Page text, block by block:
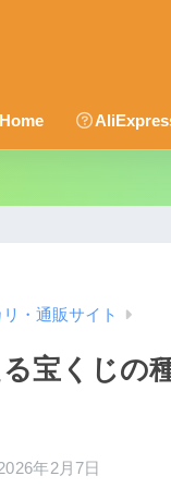
Home
リ・通販サイト
宝くじの
年2月7日